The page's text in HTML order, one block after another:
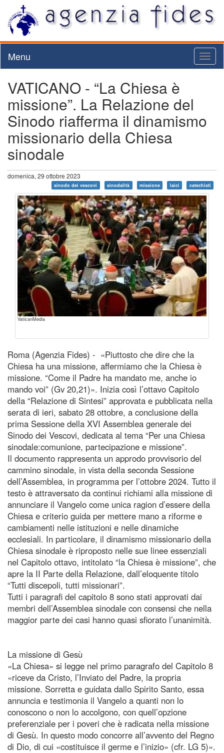
Menu
VATICANO - “La Chiesa è
missione”. La Relazione del
Sinodo riafferma il dinamismo
missionario della Chiesa
sinodale
domenica, 29 ottobre 2023
sinodo dei vescovi sinodalità missione laici catechisti
VaticanMedia
Roma (Agenzia Fides) - «Piuttosto che dire che la
Chiesa ha una missione, affermiamo che la Chiesa è
missione. “Come il Padre ha mandato me, anche io
mando voi” (Gv 20,21)». Inizia così l’ottavo Capitolo
della “Relazione di Sintesi” approvata e pubblicata nella
serata di ieri, sabato 28 ottobre, a conclusione della
prima Sessione della XVI Assemblea generale dei
Sinodo dei Vescovi, dedicata al tema “Per una Chiesa
sinodale:comunione, partecipazione e missione”.
Il documento rappresenta un approdo provvisorio del
cammino sinodale, in vista della seconda Sessione
dell’Assemblea, in programma per l’ottobre 2024. Tutto il
testo è attraversato da continui richiami alla missione di
annunciare il Vangelo come unica ragion d’essere della
Chiesa e criterio guida per mettere mano a riforme e
cambiamenti nelle istituzioni e nelle dinamiche
ecclesiali. In particolare, il dinamismo missionario della
Chiesa sinodale è riproposto nelle sue linee essenziali
nel Capitolo ottavo, intitolato “la Chiesa è missione”, che
apre la II Parte della Relazione, dall’eloquente titolo
“Tutti discepoli, tutti missionari”.
Tutti i paragrafi del capitolo 8 sono stati approvati dai
membri dell’Assemblea sinodale con consensi che nella
maggior parte dei casi hanno quasi sfiorato l’unanimità.
La missione di Gesù
«La Chiesa» si legge nel primo paragrafo del Capitolo 8
«riceve da Cristo, l’Inviato del Padre, la propria
missione. Sorretta e guidata dallo Spirito Santo, essa
annuncia e testimonia il Vangelo a quanti non lo
conoscono o non lo accolgono, con quell’opzione
preferenziale per i poveri che è radicata nella missione
di Gesù. In questo modo concorre all’avvento del Regno
di Dio, di cui «costituisce il germe e l’inizio» (cfr. LG 5)».